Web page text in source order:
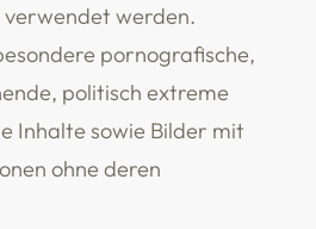
verwendet werden.
pornografische,
politisch extreme
Inhalte sowie Bilder mit
ohne deren